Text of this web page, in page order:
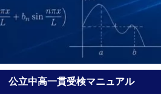
公立中高一貫受検マニュアル